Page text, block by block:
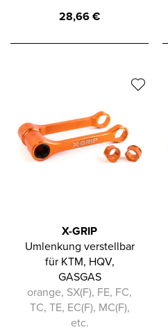
28,66€
X-GRIP
Umlenkung verstellbar
für KTM, HQV,
GASGAS
orange, SX(F), FE, FC,
TC, TE, EC(F), MC(F),
etc.